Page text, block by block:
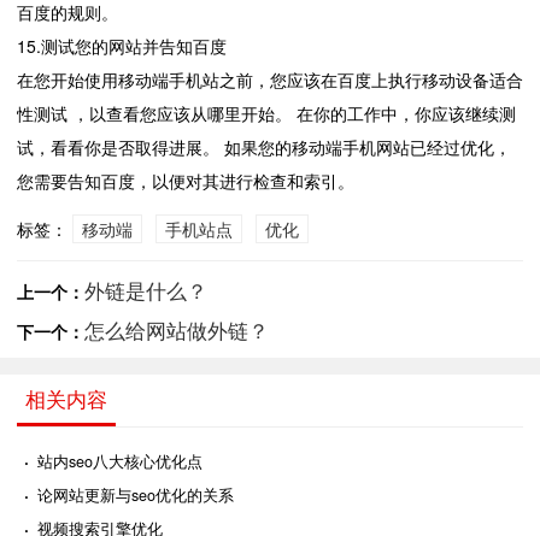
百度的规则。
15.测试您的网站并告知百度
在您开始使用移动端手机站之前，您应该在百度上执行移动设备适合
性测试 ，以查看您应该从哪里开始。 在你的工作中，你应该继续测
试，看看你是否取得进展。 如果您的移动端手机网站已经过优化，
您需要告知百度，以便对其进行检查和索引。
标签：
移动端 手机站点 优化
上一个： 外链是什么？
下一个： 怎么给网站做外链？
相关内容
· 站内seo八大核心优化点
· 论网站更新与seo优化的关系
· 视频搜索引擎优化